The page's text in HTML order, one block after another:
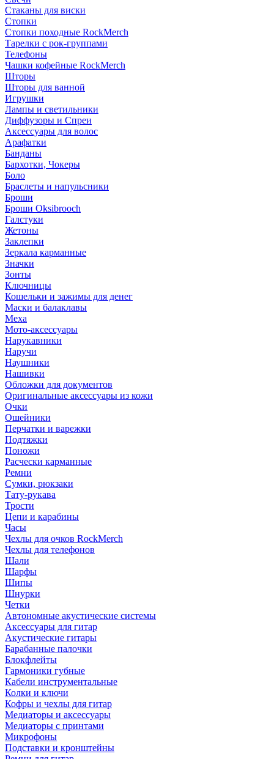
Стаканы для виски
Стопки
Стопки походные RockMerch
Тарелки с рок-группами
Телефоны
Чашки кофейные RockMerch
Шторы
Шторы для ванной
Игрушки
Лампы и светильники
Диффузоры и Спреи
Аксессуары для волос
Арафатки
Банданы
Бархотки, Чокеры
Боло
Браслеты и напульсники
Броши
Броши Oksibrooch
Галстуки
Жетоны
Заклепки
Зеркала карманные
Значки
Зонты
Ключницы
Кошельки и зажимы для денег
Маски и балаклавы
Меха
Мото-аксессуары
Нарукавники
Наручи
Наушники
Нашивки
Обложки для документов
Оригинальные аксессуары из кожи
Очки
Ошейники
Перчатки и варежки
Подтяжки
Поножи
Расчески карманные
Ремни
Сумки, рюкзаки
Тату-рукава
Трости
Цепи и карабины
Часы
Чехлы для очков RockMerch
Чехлы для телефонов
Шали
Шарфы
Шипы
Шнурки
Четки
Автономные акустические системы
Аксессуары для гитар
Акустические гитары
Барабанные палочки
Блокфлейты
Гармоники губные
Кабели инструментальные
Колки и ключи
Кофры и чехлы для гитар
Медиаторы и аксессуары
Медиаторы с принтами
Микрофоны
Подставки и кронштейны